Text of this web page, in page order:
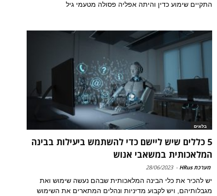
התקיים שימוע כדין והיתה אפליה פסולה מטעמי גיל
בלוגים
5 כללים שיש ליישם כדי להשתמש ביעילות בבינה
המלאכותית במשאבי אנוש
מערכת HRus -
28/06/2023
יש להכיר את כלי הבינה המלאכותית שבהם נעשה שימוש ואת
מגבלותיהם, ויש לקבוע מדיניות ונהלים המתארים את השימוש